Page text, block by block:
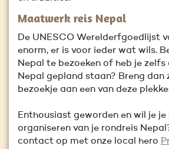
Maatwerk reis Nepal
De UNESCO Werelderfgoedlijst
enorm, er is voor ieder wat wils.
Nepal te bezoeken of heb je zelfs
Nepal gepland staan? Breng dan
bezoekje aan een van deze
Enthousiast geworden en wil je
organiseren van je rondreis
contact op met onze local hero